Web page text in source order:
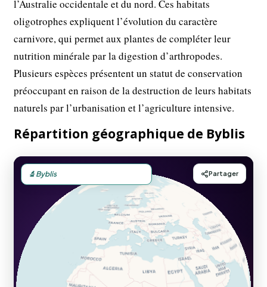
l’Australie occidentale et du nord. Ces habitats
oligotrophes expliquent l’évolution du caractère
carnivore, qui permet aux plantes de compléter leur
nutrition minérale par la digestion d’arthropodes.
Plusieurs espèces présentent un statut de conservation
préoccupant en raison de la destruction de leurs habitats
naturels par l’urbanisation et l’agriculture intensive.
Répartition géographique de Byblis